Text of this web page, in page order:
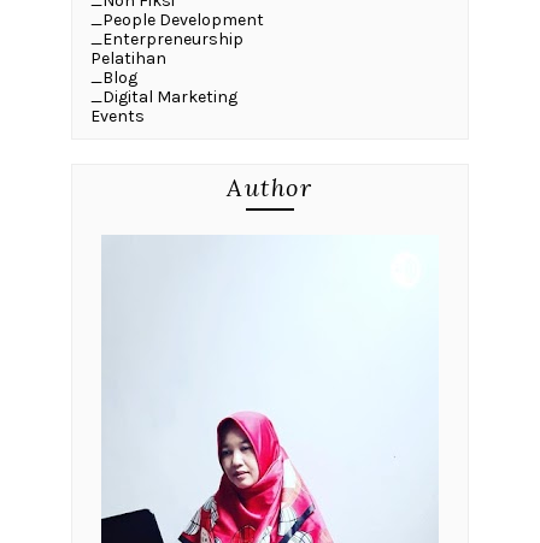
_People Development
_Enterpreneurship
Pelatihan
_Blog
_Digital Marketing
Events
Author